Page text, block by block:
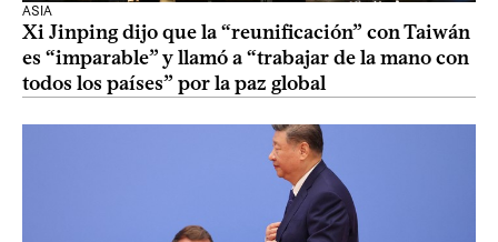
ASIA
Xi Jinping dijo que la “reunificación” con Taiwán
es “imparable” y llamó a “trabajar de la mano con
todos los países” por la paz global